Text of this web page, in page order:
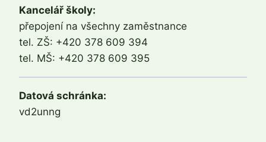
Kancelář školy:
přepojení na všechny zaměstnance
tel. ZŠ: +420 378 609 394
tel. MŠ: +420 378 609 395
Datová schránka:
vd2unng